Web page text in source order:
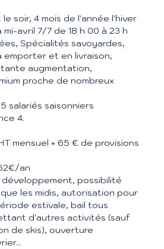
soir, 4 mois de l'année l'hiver
avril 7/7 de 18 h 00 à 23 h
Spécialités savoyardes,
emporter et en livraison,
augmentation,
proche de nombreux
salariés saisonniers
4.
mensuel + 65 € de provisions
an
possibilité
les midis, autorisation pour
estivale, bail tous
d'autres activités (sauf
de skis), ouverture